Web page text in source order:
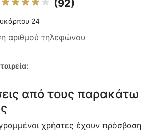
(92)
24
αριθμού τηλεφώνου
από τους παρακάτω
χρήστες έχουν πρόσβαση